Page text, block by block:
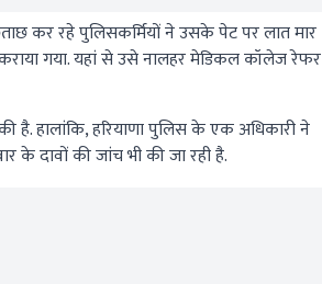
कर रहे पुलिसकर्मियों ने उसके पेट पर लात मार
गया. यहां से उसे नालहर मेडिकल कॉलेज रेफर
है. हालांकि, हरियाणा पुलिस के एक अधिकारी ने
के दावों की जांच भी की जा रही है.